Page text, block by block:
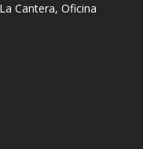
Cantera, Oficina